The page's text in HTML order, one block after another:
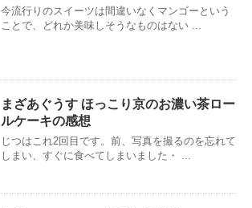
今流行りのスイーツは間違いなくマンゴーという
ことで、どれか美味しそうなものはない ...
まざあぐうす ほっこり京のお濃い茶ロー
ルケーキの感想
じつはこれ2回目です。前、写真を撮るのを忘れて
しまい、すぐに食べてしまいました・ ...